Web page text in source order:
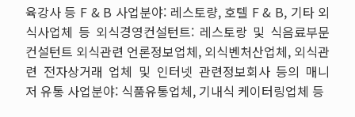
육강사 등 F & B 사업분야: 레스토량, 호텔 F & B, 기타 외
식사업체 등 외식경영컨설턴트: 레스토랑 및 식음료부문
컨설턴트 외식관련 언론정보업체, 외식벤처산업체, 외식관
련 전자상거래 업체 및 인터넷 관련정보회사 등의 매니
저 유통 사업분야: 식품유통업체, 기내식 케이터링업체 등